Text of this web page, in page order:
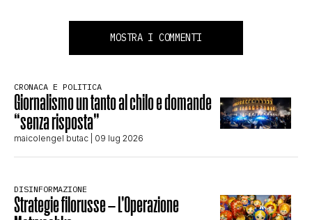
MOSTRA I COMMENTI
CRONACA E POLITICA
Giornalismo un tanto al chilo e domande
“senza risposta”
maicolengel butac | 09 lug 2026
DISINFORMAZIONE
Strategie filorusse – L’Operazione